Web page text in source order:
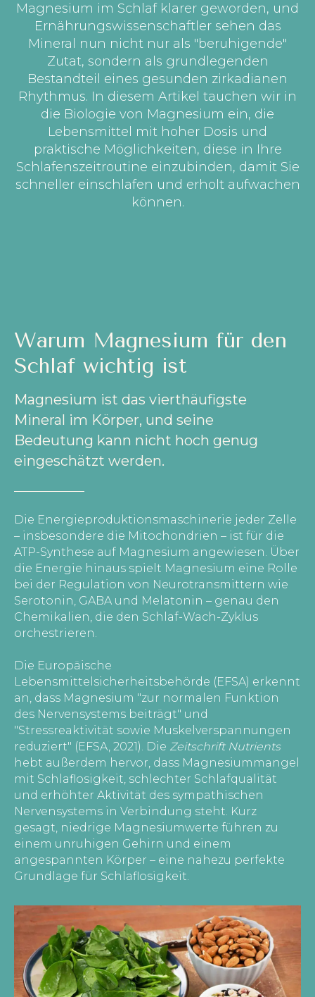
Magnesium im Schlaf klarer geworden, und
Ernährungswissenschaftler sehen das
Mineral nun nicht nur als "beruhigende"
Zutat, sondern als grundlegenden
Bestandteil eines gesunden zirkadianen
Rhythmus. In diesem Artikel tauchen wir in
die Biologie von Magnesium ein, die
Lebensmittel mit hoher Dosis und
praktische Möglichkeiten, diese in Ihre
Schlafenszeitroutine einzubinden, damit Sie
schneller einschlafen und erholt aufwachen
können.
Warum Magnesium für den
Schlaf wichtig ist
Magnesium ist das vierthäufigste
Mineral im Körper, und seine
Bedeutung kann nicht hoch genug
eingeschätzt werden.
Die Energieproduktionsmaschinerie jeder Zelle
– insbesondere die Mitochondrien – ist für die
ATP-Synthese auf Magnesium angewiesen. Über
die Energie hinaus spielt Magnesium eine Rolle
bei der Regulation von Neurotransmittern wie
Serotonin, GABA und Melatonin – genau den
Chemikalien, die den Schlaf-Wach-Zyklus
orchestrieren.
Die Europäische
Lebensmittelsicherheitsbehörde (EFSA) erkennt
an, dass Magnesium "zur normalen Funktion
des Nervensystems beiträgt" und
"Stressreaktivität sowie Muskelverspannungen
reduziert" (EFSA, 2021). Die Zeitschrift Nutrients
hebt außerdem hervor, dass Magnesiummangel
mit Schlaflosigkeit, schlechter Schlafqualität
und erhöhter Aktivität des sympathischen
Nervensystems in Verbindung steht. Kurz
gesagt, niedrige Magnesiumwerte führen zu
einem unruhigen Gehirn und einem
angespannten Körper – eine nahezu perfekte
Grundlage für Schlaflosigkeit.